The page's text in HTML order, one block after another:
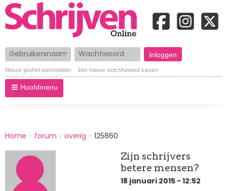
Gebruikersnaam Wachtwoord
Nieuw profiel aanmaken Een nieuw wachtwoord kiezen
Hoofdmenu
BREADCRUMBS
You
here:
Home forum overig 125860
Zijn schrijvers
betere mensen?
18 januari 2015 - 12:52